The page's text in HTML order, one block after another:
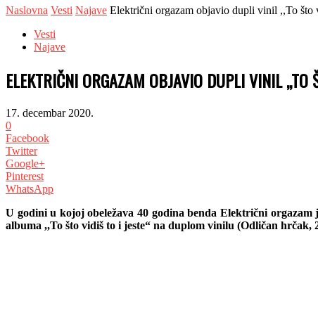
Naslovna Vesti Najave Električni orgazam objavio dupli vinil ,,To što
Vesti
Najave
ELEKTRIČNI ORGAZAM OBJAVIO DUPLI VINIL
17. decembar 2020.
0
Facebook
Twitter
Google+
Pinterest
WhatsApp
U godini u kojoj obeležava 40 godina benda Električni
albuma ,,To što vidiš to i jeste“ na duplom vinilu (Odličan